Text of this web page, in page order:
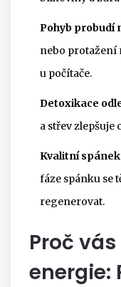
Pohyb probudí
nebo protažení
u počítače.
Detoxikace
a střev
Kvalitní
fáze spánku se
regenerovat.
Proč
energie: